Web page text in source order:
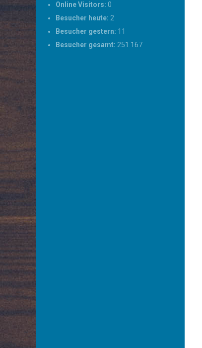
Online Visitors: 0
Besucher heute: 2
Besucher gestern: 11
Besucher gesamt: 251.167